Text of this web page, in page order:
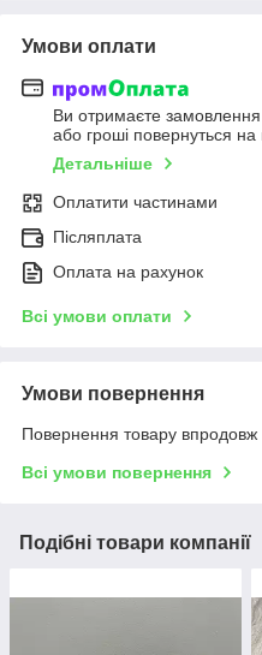
Умови оплати
Ви отримаєте замовлення
або гроші повернуться на
Детальніше
Оплатити частинами
Післяплата
Оплата на рахунок
Всі умови оплати
Умови повернення
Повернення товару впродовж
Всі умови повернення
Подібні товари компанії